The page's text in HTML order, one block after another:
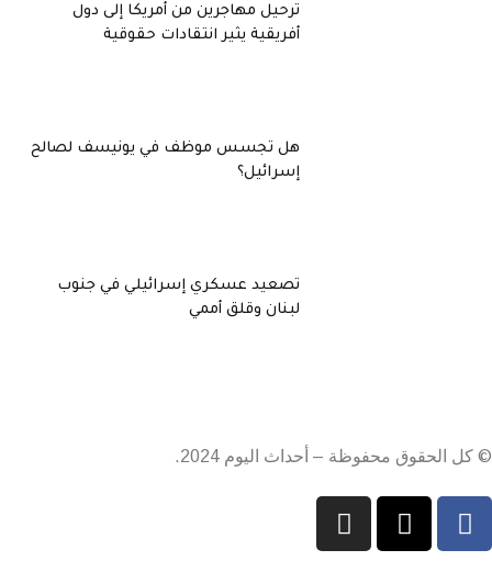
ترحيل مهاجرين من أمريكا إلى دول
أفريقية يثير انتقادات حقوقية
هل تجسس موظف في يونيسف لصالح
إسرائيل؟
تصعيد عسكري إسرائيلي في جنوب
لبنان وقلق أممي
© كل الحقوق محفوظة – أحداث اليوم 2024.